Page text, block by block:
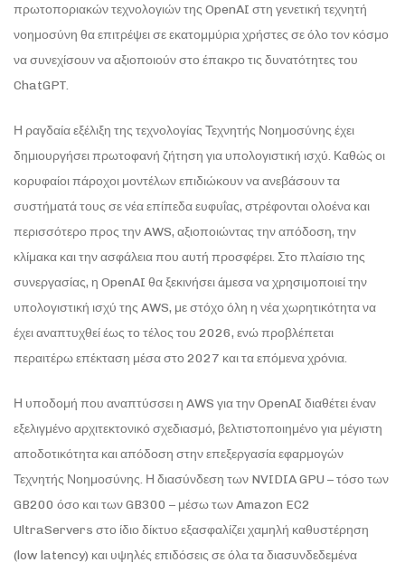
πρωτοποριακών τεχνολογιών της OpenAI στη γενετική τεχνητή
νοημοσύνη θα επιτρέψει σε εκατομμύρια χρήστες σε όλο τον κόσμο
να συνεχίσουν να αξιοποιούν στο έπακρο τις δυνατότητες του
ChatGPT.
Η ραγδαία εξέλιξη της τεχνολογίας Τεχνητής Νοημοσύνης έχει
δημιουργήσει πρωτοφανή ζήτηση για υπολογιστική ισχύ. Καθώς οι
κορυφαίοι πάροχοι μοντέλων επιδιώκουν να ανεβάσουν τα
συστήματά τους σε νέα επίπεδα ευφυΐας, στρέφονται ολοένα και
περισσότερο προς την AWS, αξιοποιώντας την απόδοση, την
κλίμακα και την ασφάλεια που αυτή προσφέρει. Στο πλαίσιο της
συνεργασίας, η OpenAI θα ξεκινήσει άμεσα να χρησιμοποιεί την
υπολογιστική ισχύ της AWS, με στόχο όλη η νέα χωρητικότητα να
έχει αναπτυχθεί έως το τέλος του 2026, ενώ προβλέπεται
περαιτέρω επέκταση μέσα στο 2027 και τα επόμενα χρόνια.
Η υποδομή που αναπτύσσει η AWS για την OpenAI διαθέτει έναν
εξελιγμένο αρχιτεκτονικό σχεδιασμό, βελτιστοποιημένο για μέγιστη
αποδοτικότητα και απόδοση στην επεξεργασία εφαρμογών
Τεχνητής Νοημοσύνης. Η διασύνδεση των NVIDIA GPU – τόσο των
GB200 όσο και των GB300 – μέσω των Amazon EC2
UltraServers στο ίδιο δίκτυο εξασφαλίζει χαμηλή καθυστέρηση
(low latency) και υψηλές επιδόσεις σε όλα τα διασυνδεδεμένα